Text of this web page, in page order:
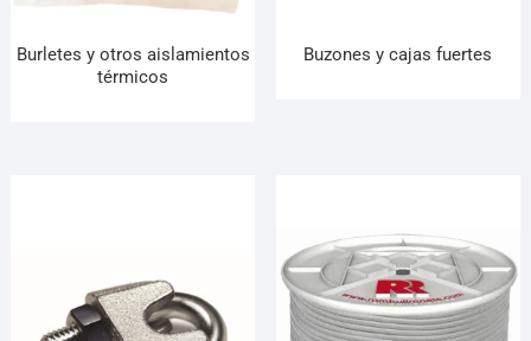
Burletes y otros aislamientos
térmicos
Buzones y cajas fuertes